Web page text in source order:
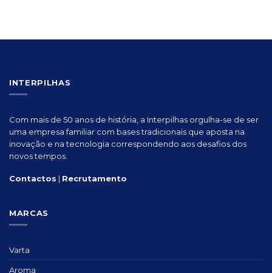
INTERPILHAS
Com mais de 50 anos de história, a Interpilhas orgulha-se de ser
uma empresa familiar com bases tradicionais que aposta na
inovação e na tecnologia correspondendo aos desafios dos
novos tempos.
Contactos | Recrutamento
MARCAS
Varta
Aroma